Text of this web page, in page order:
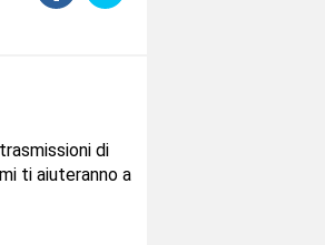
di
ti aiuteranno a